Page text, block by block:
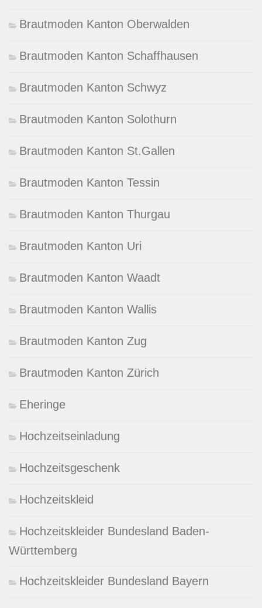
Brautmoden Kanton Oberwalden
Brautmoden Kanton Schaffhausen
Brautmoden Kanton Schwyz
Brautmoden Kanton Solothurn
Brautmoden Kanton St.Gallen
Brautmoden Kanton Tessin
Brautmoden Kanton Thurgau
Brautmoden Kanton Uri
Brautmoden Kanton Waadt
Brautmoden Kanton Wallis
Brautmoden Kanton Zug
Brautmoden Kanton Zürich
Eheringe
Hochzeitseinladung
Hochzeitsgeschenk
Hochzeitskleid
Hochzeitskleider Bundesland Baden-
Württemberg
Hochzeitskleider Bundesland Bayern